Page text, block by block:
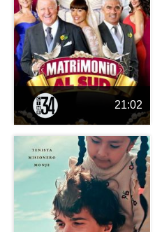
21:02